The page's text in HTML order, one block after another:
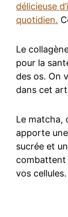
délicieuse
quotidien.
Le
pour la
des os. On
dans cet
Le matcha,
apporte
sucrée et
combattent
vos cellules.